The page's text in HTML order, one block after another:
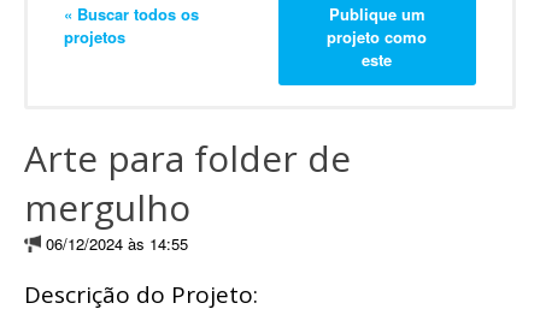
« Buscar todos os
projetos
Publique um
projeto como
este
Arte para folder de
mergulho
06/12/2024 às 14:55
Descrição do Projeto: